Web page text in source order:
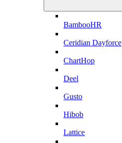
BambooHR
Ceridian Dayforce
ChartHop
Deel
Gusto
Hibob
Lattice